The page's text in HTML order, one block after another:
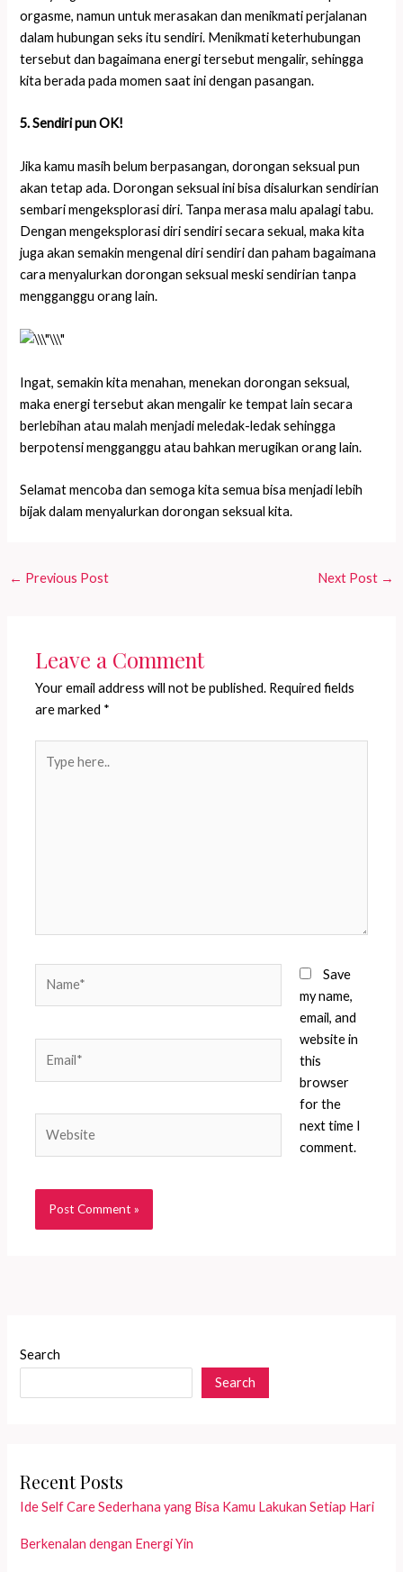
orgasme, namun untuk merasakan dan menikmati perjalanan
dalam hubungan seks itu sendiri. Menikmati keterhubungan
tersebut dan bagaimana energi tersebut mengalir, sehingga
kita berada pada momen saat ini dengan pasangan.
5. Sendiri pun OK!
Jika kamu masih belum berpasangan, dorongan seksual pun
akan tetap ada. Dorongan seksual ini bisa disalurkan sendirian
sembari mengeksplorasi diri. Tanpa merasa malu apalagi tabu.
Dengan mengeksplorasi diri sendiri secara sekual, maka kita
juga akan semakin mengenal diri sendiri dan paham bagaimana
cara menyalurkan dorongan seksual meski sendirian tanpa
mengganggu orang lain.
Ingat, semakin kita menahan, menekan dorongan seksual,
maka energi tersebut akan mengalir ke tempat lain secara
berlebihan atau malah menjadi meledak-ledak sehingga
berpotensi mengganggu atau bahkan merugikan orang lain.
Selamat mencoba dan semoga kita semua bisa menjadi lebih
bijak dalam menyalurkan dorongan seksual kita.
← Previous Post Next Post →
Leave a Comment
Your email address will not be published. Required fields
are marked *
here..
Save
my name,
email, and
website in
this
browser
for the
next time I
comment.
Search
Search
Recent Posts
Ide Self Care Sederhana yang Bisa Kamu Lakukan Setiap Hari
Berkenalan dengan Energi Yin